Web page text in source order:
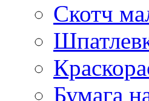
Скотч
Бумага